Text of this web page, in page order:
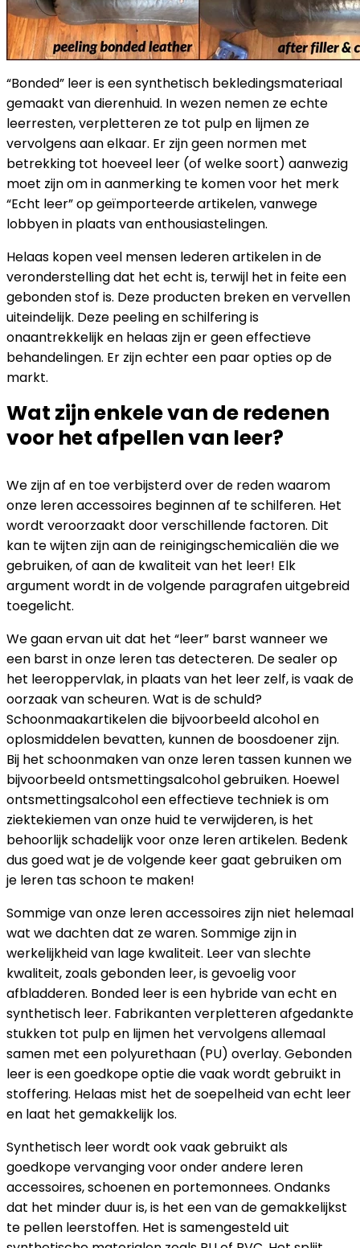
“Bonded” leer is een synthetisch bekledingsmateriaal
gemaakt van dierenhuid. In wezen nemen ze echte
leerresten, verpletteren ze tot pulp en lijmen ze
vervolgens aan elkaar. Er zijn geen normen met
betrekking tot hoeveel leer (of welke soort) aanwezig
moet zijn om in aanmerking te komen voor het merk
“Echt leer” op geïmporteerde artikelen, vanwege
lobbyen in plaats van enthousiastelingen.
Helaas kopen veel mensen lederen artikelen in de
veronderstelling dat het echt is, terwijl het in feite een
gebonden stof is. Deze producten breken en vervellen
uiteindelijk. Deze peeling en schilfering is
onaantrekkelijk en helaas zijn er geen effectieve
behandelingen. Er zijn echter een paar opties op de
markt.
Wat zijn enkele van de redenen
voor het afpellen van leer?
We zijn af en toe verbijsterd over de reden waarom
onze leren accessoires beginnen af ​​te schilferen. Het
wordt veroorzaakt door verschillende factoren. Dit
kan te wijten zijn aan de reinigingschemicaliën die we
gebruiken, of aan de kwaliteit van het leer! Elk
argument wordt in de volgende paragrafen uitgebreid
toegelicht.
We gaan ervan uit dat het “leer” barst wanneer we
een barst in onze leren tas detecteren. De sealer op
het leeroppervlak, in plaats van het leer zelf, is vaak de
oorzaak van scheuren. Wat is de schuld?
Schoonmaakartikelen die bijvoorbeeld alcohol en
oplosmiddelen bevatten, kunnen de boosdoener zijn.
Bij het schoonmaken van onze leren tassen kunnen we
bijvoorbeeld ontsmettingsalcohol gebruiken. Hoewel
ontsmettingsalcohol een effectieve techniek is om
ziektekiemen van onze huid te verwijderen, is het
behoorlijk schadelijk voor onze leren artikelen. Bedenk
dus goed wat je de volgende keer gaat gebruiken om
je leren tas schoon te maken!
Sommige van onze leren accessoires zijn niet helemaal
wat we dachten dat ze waren. Sommige zijn in
werkelijkheid van lage kwaliteit. Leer van slechte
kwaliteit, zoals gebonden leer, is gevoelig voor
afbladderen. Bonded leer is een hybride van echt en
synthetisch leer. Fabrikanten verpletteren afgedankte
stukken tot pulp en lijmen het vervolgens allemaal
samen met een polyurethaan (PU) overlay. Gebonden
leer is een goedkope optie die vaak wordt gebruikt in
stoffering. Helaas mist het de soepelheid van echt leer
en laat het gemakkelijk los.
Synthetisch leer wordt ook vaak gebruikt als
goedkope vervanging voor onder andere leren
accessoires, schoenen en portemonnees. Ondanks
dat het minder duur is, is het een van de gemakkelijkst
te pellen leerstoffen. Het is samengesteld uit